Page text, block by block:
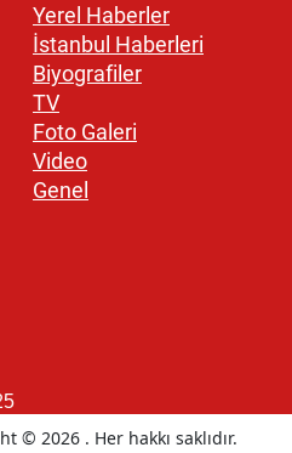
Yerel Haberler
İstanbul Haberleri
Biyografiler
TV
Foto Galeri
Video
Genel
© 2026 . Her hakkı saklıdır.